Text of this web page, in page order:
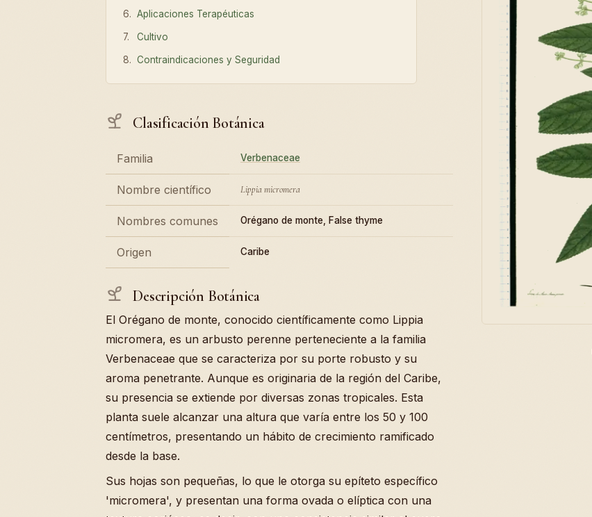
Aplicaciones Terapéuticas
Cultivo
Contraindicaciones y Seguridad
Clasificación Botánica
Familia Verbenaceae
Nombre científico Lippia micromera
Nombres comunes Orégano de monte, False thyme
Origen Caribe
Descripción Botánica
El Orégano de monte, conocido científicamente como Lippia
micromera, es un arbusto perenne perteneciente a la familia
Verbenaceae que se caracteriza por su porte robusto y su
aroma penetrante. Aunque es originaria de la región del Caribe,
su presencia se extiende por diversas zonas tropicales. Esta
planta suele alcanzar una altura que varía entre los 50 y 100
centímetros, presentando un hábito de crecimiento ramificado
desde la base.
Sus hojas son pequeñas, lo que le otorga su epíteto específico
'micromera', y presentan una forma ovada o elíptica con una